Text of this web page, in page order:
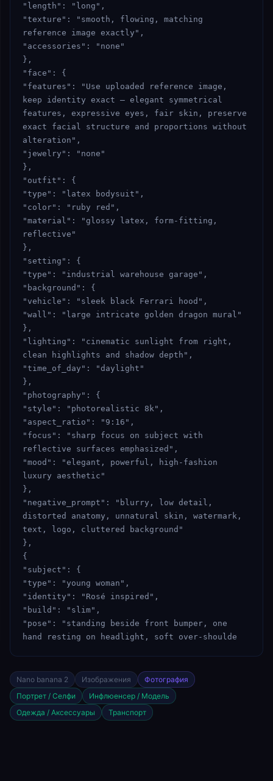
"length": "long",
"texture": "smooth, flowing, matching
reference image exactly",
"accessories": "none"
},
"face": {
"features": "Use uploaded reference image,
keep identity exact — elegant symmetrical
features, expressive eyes, fair skin, preserve
exact facial structure and proportions without
alteration",
"jewelry": "none"
},
"outfit": {
"type": "latex bodysuit",
"color": "ruby red",
"material": "glossy latex, form-fitting,
reflective"
},
"setting": {
"type": "industrial warehouse garage",
"background": {
"vehicle": "sleek black Ferrari hood",
"wall": "large intricate golden dragon mural"
},
"lighting": "cinematic sunlight from right,
clean highlights and shadow depth",
"time_of_day": "daylight"
},
"photography": {
"style": "photorealistic 8k",
"aspect_ratio": "9:16",
"focus": "sharp focus on subject with
reflective surfaces emphasized",
"mood": "elegant, powerful, high-fashion
luxury aesthetic"
},
"negative_prompt": "blurry, low detail,
distorted anatomy, unnatural skin, watermark,
text, logo, cluttered background"
},
{
"subject": {
"type": "young woman",
"identity": "Rosé inspired",
"build": "slim",
"pose": "standing beside front bumper, one
hand resting on headlight, soft over-shoulde
Nano banana 2 Изображения
Фотография
Портрет / Селфи
Инфлюенсер / Модель
Одежда / Аксессуары
Транспорт